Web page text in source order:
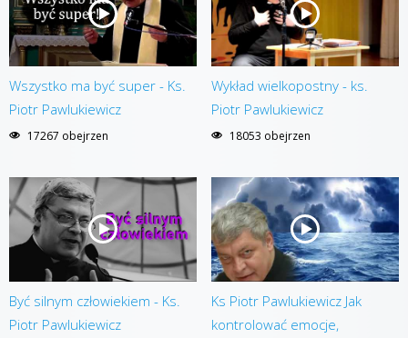
Wszystko ma być super - Ks.
Piotr Pawlukiewicz
17267 obejrzen
Wykład wielkopostny - ks.
Piotr Pawlukiewicz
18053 obejrzen
Być silnym człowiekiem - Ks.
Piotr Pawlukiewicz
Ks Piotr Pawlukiewicz Jak
kontrolować emocje,